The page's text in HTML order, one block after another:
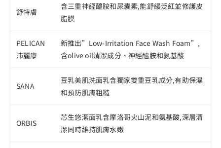
舒特膚
含三重神經醯胺和尿囊素,能舒緩泛紅並修護皮
脂膜
PELICAN
沛麗康
新推出”Low-Irritation Face Wash Foam”,
含olive oil清潔成分、神經醯胺和氨基酸
SANA
豆乳美肌洗面乳含獨家雙重豆乳成分,有助保濕
和預防肌膚粗糙
ORBIS
芯生悠潔面乳含摩洛哥火山泥和氨基酸,深層清
潔同時維持肌膚水嫩